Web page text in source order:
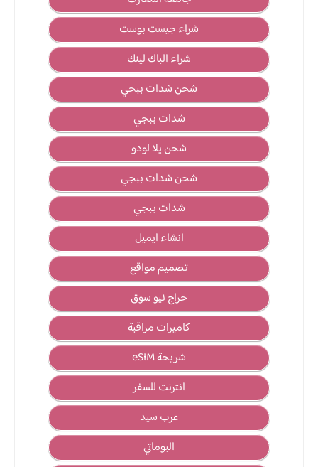
شراء جيست بوست
شراء الباك لينك
شحن شدات ببحي
شدات ببجي
شحن يلا لودو
شحن شدات ببجي
شدات ببجي
انشاء ايميل
تصميم مواقع
حراج نيو سوق
كاميرات مراقبة
شريحة eSIM
انترنت للسفر
عرب سيد
البوماتي